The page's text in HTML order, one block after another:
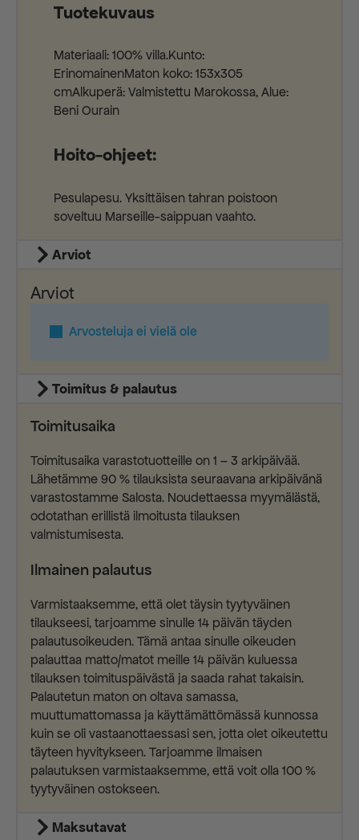
Tuotekuvaus
Materiaali: 100% villa.Kunto:
ErinomainenMaton koko: 153x305
cmAlkuperä: Valmistettu Marokossa, Alue:
Beni Ourain
Hoito-ohjeet:
Pesulapesu. Yksittäisen tahran poistoon
soveltuu Marseille-saippuan vaahto.
Arviot
Arviot
Arvosteluja ei vielä ole
Toimitus & palautus
Toimitusaika
Toimitusaika varastotuotteille on 1 – 3 arkipäivää.
Lähetämme 90 % tilauksista seuraavana arkipäivänä
varastostamme Salosta. Noudettaessa myymälästä,
odotathan erillistä ilmoitusta tilauksen
valmistumisesta.
Ilmainen palautus
Varmistaaksemme, että olet täysin tyytyväinen
tilaukseesi, tarjoamme sinulle 14 päivän täyden
palautusoikeuden. Tämä antaa sinulle oikeuden
palauttaa matto/matot meille 14 päivän kuluessa
tilauksen toimituspäivästä ja saada rahat takaisin.
Palautetun maton on oltava samassa,
muuttumattomassa ja käyttämättömässä kunnossa
kuin se oli vastaanottaessasi sen, jotta olet oikeutettu
täyteen hyvitykseen. Tarjoamme ilmaisen
palautuksen varmistaaksemme, että voit olla 100 %
tyytyväinen ostokseen.
Maksutavat